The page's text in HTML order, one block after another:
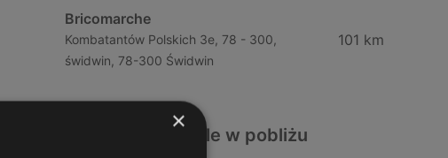
Bricomarche
Kombatantów Polskich 3e, 78 - 300,
świdwin, 78-300 Świdwin
101 km
Inne sklepy Meble w pobliżu
×